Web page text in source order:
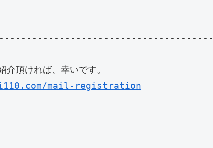
頂ければ、幸いです。
mail-registration